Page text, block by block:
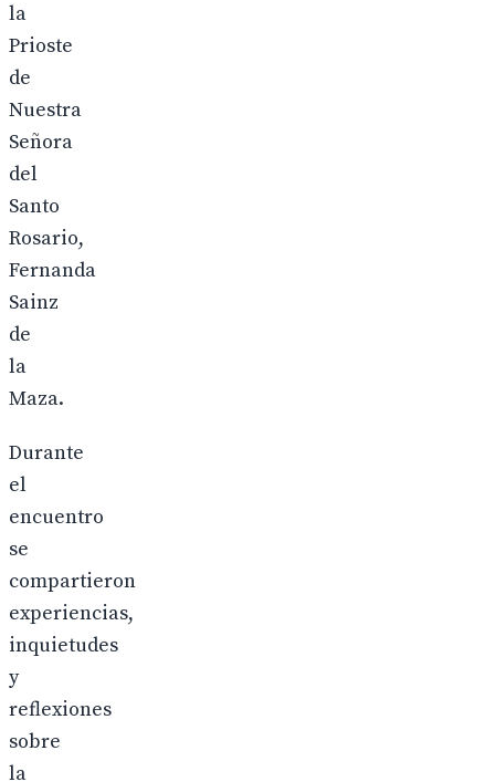
la
Prioste
de
Nuestra
Señora
del
Santo
Rosario,
Fernanda
Sainz
de
la
Maza.
Durante
el
encuentro
se
compartieron
experiencias,
inquietudes
y
reflexiones
sobre
la